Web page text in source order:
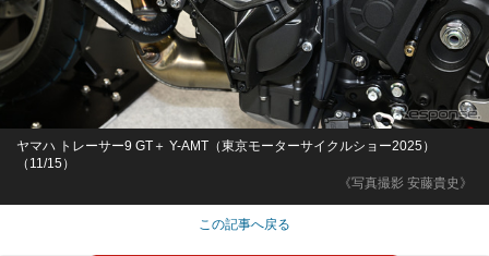
《写真撮影 安藤貴史》
ヤマハ トレーサー9 GT＋ Y-AMT（東京モーターサイクルショー2025）
（11/15）
この記事へ戻る